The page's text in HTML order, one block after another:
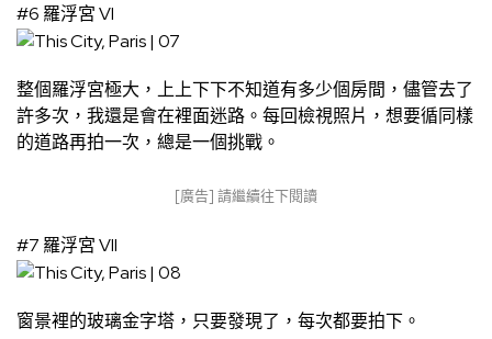
#6 羅浮宮 VI
整個羅浮宮極大，上上下下不知道有多少個房間，儘管去了
許多次，我還是會在裡面迷路。每回檢視照片，想要循同樣
的道路再拍一次，總是一個挑戰。
[廣告] 請繼續往下閱讀
#7 羅浮宮 VII
窗景裡的玻璃金字塔，只要發現了，每次都要拍下。